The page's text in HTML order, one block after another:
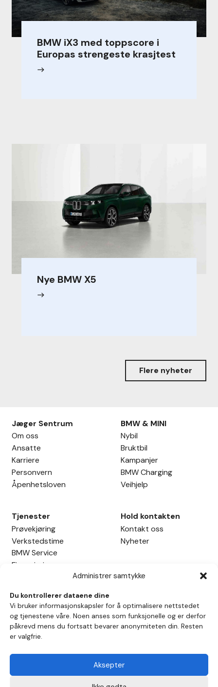
Administrer samtykke
Du kontrollerer dataene dine
Vi bruker informasjonskapsler for å optimalisere nettstedet
og tjenestene våre. Noen anses som funksjonelle og er derfor
påkrevd mens du fortsatt bevarer anonymiteten din. Resten
er valgfrie.
Aksepter
BMW iX3 med toppscore i
Europas strengeste krasjtest
east
Nye BMW X5
east
Flere nyheter
Jæger Sentrum
Om oss
Ansatte
Karriere
Personvern
Åpenhetsloven
BMW & MINI
Nybil
Bruktbil
Kampanjer
BMW Charging
Veihjelp
Tjenester
Prøvekjøring
Verkstedstime
BMW Service
Finansiering
Innbyttebil
Hold kontakten
Kontakt oss
Nyheter
Påmelding nyhetsbrev
Påmelding
east